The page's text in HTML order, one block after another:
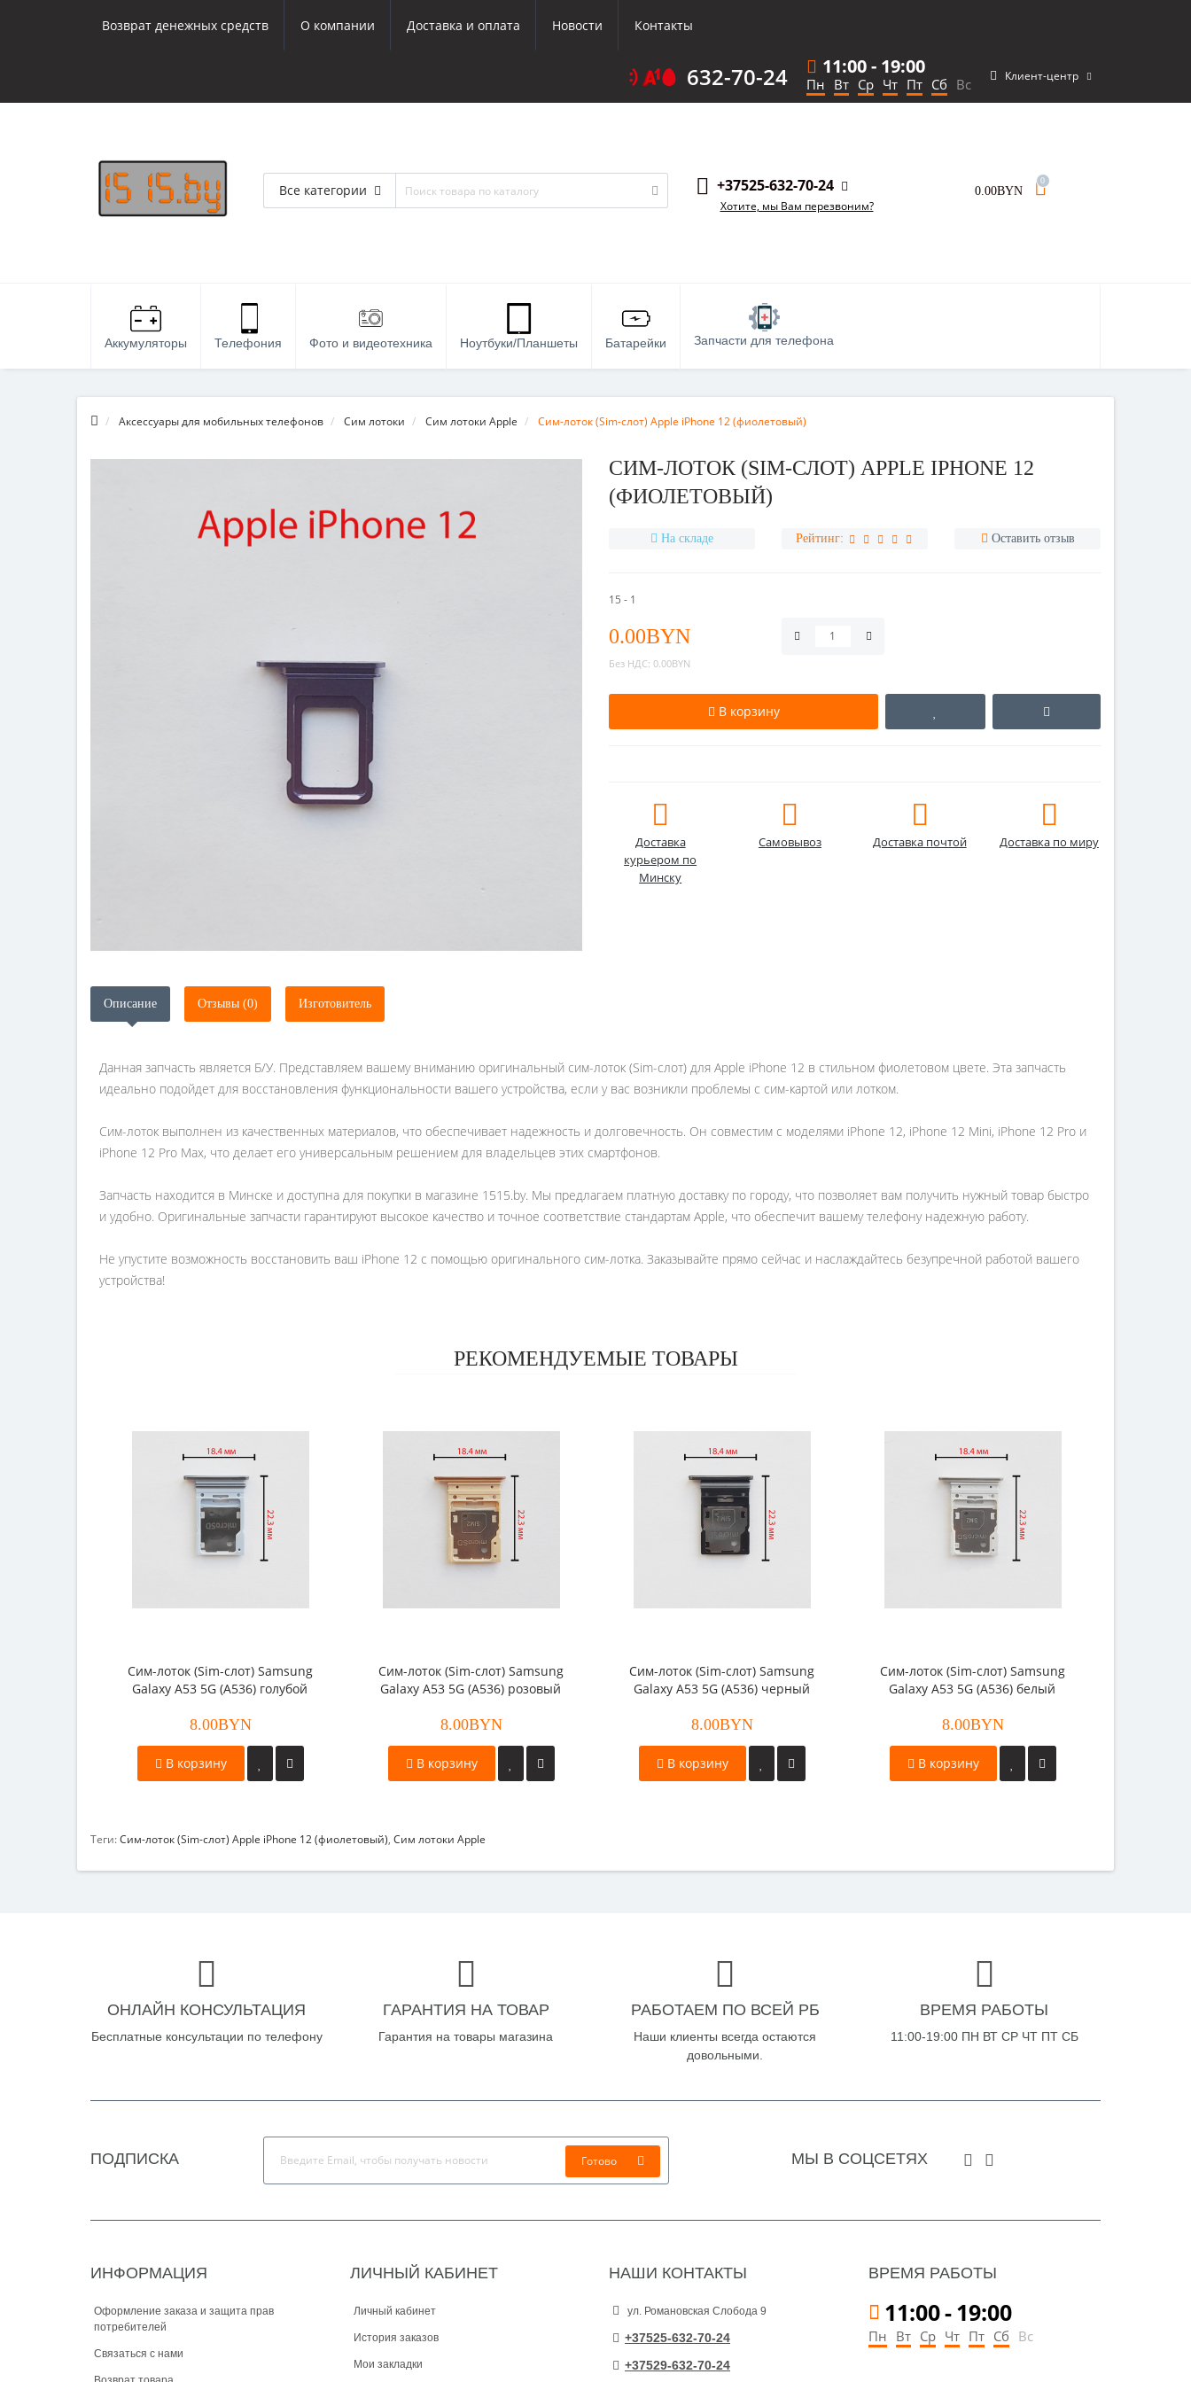
Возврат денежных средств О компании Доставка и оплата Новости Контакты
632-70-24 11:00- 19:00
Пн Вт Ср Чт Пт Сб Вс Клиент-центр
Все категории +37525-632-70-24
Хотите, мы Вам перезвоним?
0.00BYN
0
Аккумуляторы Телефония Фото и видеотехника Ноутбуки/Планшеты Батарейки Запчасти для телефона
Аксессуары для мобильных телефонов Сим лотоки Сим лотоки Apple Cим-лоток (Sim-слот) Apple iPhone 12 (фиолетовый)
CИМ-ЛОТОК (SIM-СЛОТ) APPLE IPHONE 12
(ФИОЛЕТОВЫЙ)
На складе Рейтинг: Оставить отзыв
15 - 1
0.00BYN
Без НДС: 0.00BYN
В корзину
Доставка
курьером по
Минску
Самовывоз Доставка почтой Доставка по миру
Описание Отзывы (0) Изготовитель
Данная запчасть является Б/У. Представляем вашему вниманию оригинальный сим-лоток (Sim-слот) для Apple iPhone 12 в стильном фиолетовом цвете. Эта запчасть
идеально подойдет для восстановления функциональности вашего устройства, если у вас возникли проблемы с сим-картой или лотком.
Сим-лоток выполнен из качественных материалов, что обеспечивает надежность и долговечность. Он совместим с моделями iPhone 12, iPhone 12 Mini, iPhone 12 Pro и
iPhone 12 Pro Max, что делает его универсальным решением для владельцев этих смартфонов.
Запчасть находится в Минске и доступна для покупки в магазине 1515.by. Мы предлагаем платную доставку по городу, что позволяет вам получить нужный товар быстро
и удобно. Оригинальные запчасти гарантируют высокое качество и точное соответствие стандартам Apple, что обеспечит вашему телефону надежную работу.
Не упустите возможность восстановить ваш iPhone 12 с помощью оригинального сим-лотка. Заказывайте прямо сейчас и наслаждайтесь безупречной работой вашего
устройства!
РЕКОМЕНДУЕМЫЕ ТОВАРЫ
Cим-лоток (Sim-слот) Samsung
Galaxy A53 5G (A536) голубой
8.00BYN
В корзину
Cим-лоток (Sim-слот) Samsung
Galaxy A53 5G (A536) розовый
8.00BYN
В корзину
Cим-лоток (Sim-слот) Samsung
Galaxy A53 5G (A536) черный
8.00BYN
В корзину
Cим-лоток (Sim-слот) Samsung
Galaxy A53 5G (A536) белый
8.00BYN
В корзину
Теги:Cим-лоток (Sim-слот) Apple iPhone 12 (фиолетовый), Сим лотоки Apple
ОНЛАЙН КОНСУЛЬТАЦИЯ
Бесплатные консультации по телефону
ГАРАНТИЯ НА ТОВАР
Гарантия на товары магазина
РАБОТАЕМ ПО ВСЕЙ РБ
Наши клиенты всегда остаются
довольными.
ВРЕМЯ РАБОТЫ
11:00-19:00 ПН ВТ СР ЧТ ПТ СБ
ПОДПИСКА Готово МЫ В СОЦСЕТЯХ
ИНФОРМАЦИЯ
Оформление заказа и защита прав
потребителей
Связаться с нами
ЛИЧНЫЙ КАБИНЕТ
Личный кабинет
История заказов
Мои закладки
НАШИ КОНТАКТЫ
ул. Романовская Слобода 9
+37525-632-70-24
+37529-632-70-24
ВРЕМЯ РАБОТЫ
11:00-19:00
Пн Вт Ср Чт Пт Сб Вс